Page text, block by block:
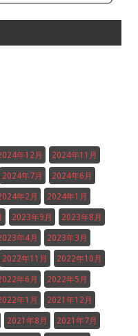
年12月 2024年11月
2024年7月 2024年6月
年2月 2024年1月
2023年9月 2023年8月
年4月 2023年3月
2022年11月 2022年10月
年6月 2022年5月
年1月 2021年12月
2021年8月 2021年7月